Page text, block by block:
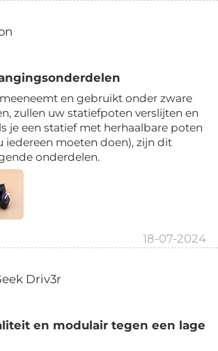
en gebruikt onder zware
zullen uw statiefpoten verslijten en
je een statief met herhaalbare poten
iedereen moeten doen), zijn dit
onderdelen.
18-07-2024
Driv3r
en modulair tegen een lage